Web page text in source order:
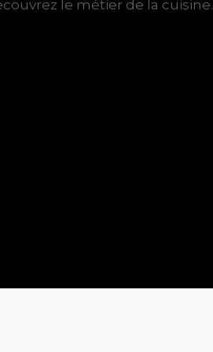
le métier de la cuisine.